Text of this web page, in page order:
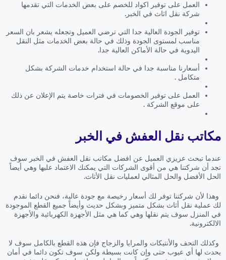
العمل على توفير اكواد للخصم على بعض الخدمات التي تقدمها
شركة نقل اثاث في الخبر.
توفير الجودة العالية جدا التي ترضي العميل وتجعله يشعر بان السعر
مناسب لمستوى الجودة وذلك في حالة بعض الخدمات مثل النقل
اليدوية في حالة الأماكن العالية جدا.
أسعارنا مناسبة جدا في حالة استخدام خدمات الشركة بشكل
متكامل .
العمل على توفير الخصومات في فترات خاصة يتم الإعلان عن ذلك
على موقع الشركة .
مكاتب نقل العفش في الخبر
عندما تبحث عزيزي العميل عن افضل مكاتب نقل العفش في الخبر سوف
تجد أن شركتنا هي من أقوى الشركات التي يمكنك الاعتماد عليها وهي أيضاً
الحل الأفضل والحل المثالي لعمليات نقل الأثاث.
وهذا لأن شركتنا توفر لك أسعار رخيصة مع جودة عالية، فنحن دائما نقدم
لك عملية نقل أثاث بشكل متميز وبشكل حديث وأيضاً جميع القطع الموجودة
في المنزل سوف يتم نقلها وهي كما هي مثل الأجهزة الكهربائية والأجهزة
الالكترونية.
وكذلك التحف والأنتيكات والمرايا والزجاج فإن هذه القطع بالكامل سوف لا
يحدث لها أي عيوب حتى وإن كانت بسيطة ولكن سوف تكون دائما في أمان